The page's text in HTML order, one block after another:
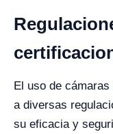
El uso de
a diversas
su eficacia y